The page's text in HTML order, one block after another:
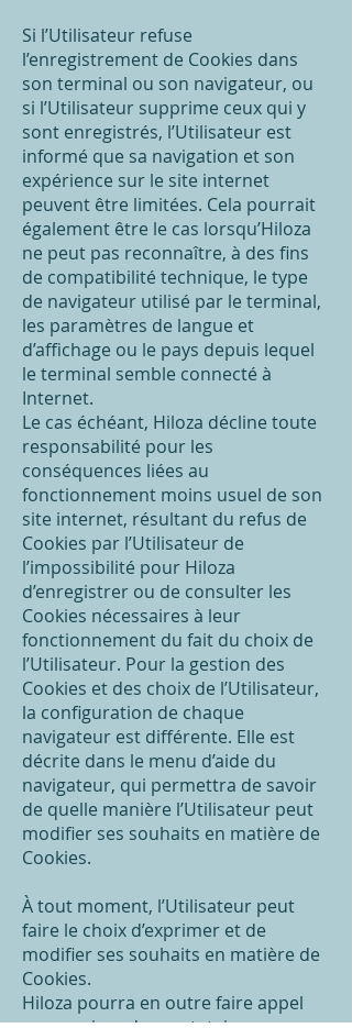
Si l’Utilisateur refuse
l’enregistrement de Cookies dans
son terminal ou son navigateur, ou
si l’Utilisateur supprime ceux qui y
sont enregistrés, l’Utilisateur est
informé que sa navigation et son
expérience sur le site internet
peuvent être limitées. Cela pourrait
également être le cas lorsqu’Hiloza
ne peut pas reconnaître, à des fins
de compatibilité technique, le type
de navigateur utilisé par le terminal,
les paramètres de langue et
d’affichage ou le pays depuis lequel
le terminal semble connecté à
Internet.
Le cas échéant, Hiloza décline toute
responsabilité pour les
conséquences liées au
fonctionnement moins usuel de son
site internet, résultant du refus de
Cookies par l’Utilisateur de
l’impossibilité pour Hiloza
d’enregistrer ou de consulter les
Cookies nécessaires à leur
fonctionnement du fait du choix de
l’Utilisateur. Pour la gestion des
Cookies et des choix de l’Utilisateur,
la configuration de chaque
navigateur est différente. Elle est
décrite dans le menu d’aide du
navigateur, qui permettra de savoir
de quelle manière l’Utilisateur peut
modifier ses souhaits en matière de
Cookies.
À tout moment, l’Utilisateur peut
faire le choix d’exprimer et de
modifier ses souhaits en matière de
Cookies.
Hiloza pourra en outre faire appel